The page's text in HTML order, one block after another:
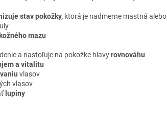
stav pokožky, ktorá je nadmerne mastná
mazu
a nastoľuje na pokožke hlavyrovnováhu
a vitalitu
vlasov
vlasov
lupiny